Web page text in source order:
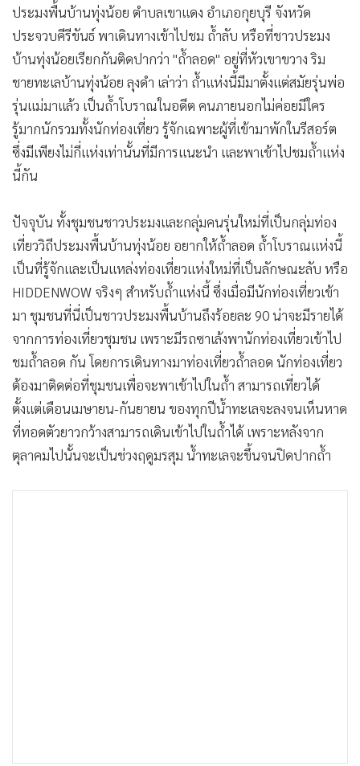
• อาชญากรรม
• Motoring
• เกม
• วิทยาศาสตร์
• SMEs
• หุ้น
• อินโดจีน
• กองทุนรวม
Celeb Online
Factcheck
ญี่ปุ่น
• News1
• Gotomanager
ประมงพื้นบ้านทุ่งน้อย ตำบลเขาแดง อำเภอกุยบุรี จังหวัด
ประจวบคีรีขันธ์ พาเดินทางเข้าไปชม ถ้ำลับ หรือที่ชาวประมง
บ้านทุ่งน้อยเรียกกันติดปากว่า "ถ้ำลอด" อยู่ที่หัวเขาขวาง ริม
ชายทะเลบ้านทุ่งน้อย ลุงดำ เล่าว่า ถ้ำแห่งนี้มีมาตั้งแต่สมัยรุ่นพ่อ
รุ่นแม่มาแล้ว เป็นถ้ำโบราณในอดีต คนภายนอกไม่ค่อยมีใคร
รู้มากนักรวมทั้งนักท่องเที่ยว รู้จักเฉพาะผู้ที่เข้ามาพักในรีสอร์ต
ซึ่งมีเพียงไม่กี่แห่งเท่านั้นที่มีการแนะนำ และพาเข้าไปชมถ้ำแห่ง
นี้กัน
ปัจจุบัน ทั้งชุมชนชาวประมงและกลุ่มคนรุ่นใหม่ที่เป็นกลุ่มท่อง
เที่ยววิถีประมงพื้นบ้านทุ่งน้อย อยากให้ถ้ำลอด ถ้ำโบราณแห่งนี้
เป็นที่รู้จักและเป็นแหล่งท่องเที่ยวแห่งใหม่ที่เป็นลักษณะลับ หรือ
HIDDENWOW จริงๆ สำหรับถ้ำแห่งนี้ ซึ่งเมื่อมีนักท่องเที่ยวเข้า
มา ชุมชนที่นี่เป็นชาวประมงพื้นบ้านถึงร้อยละ 90 น่าจะมีรายได้
จากการท่องเที่ยวชุมชน เพราะมีรถซาเล้งพานักท่องเที่ยวเข้าไป
ชมถ้ำลอด กัน โดยการเดินทางมาท่องเที่ยวถ้ำลอด นักท่องเที่ยว
ต้องมาติดต่อที่ชุมชนเพื่อจะพาเข้าไปในถ้ำ สามารถเที่ยวได้
ตั้งแต่เดือนเมษายน-กันยายน ของทุกปีน้ำทะเลจะลงจนเห็นหาด
ที่ทอดตัวยาวกว้างสามารถเดินเข้าไปในถ้ำได้ เพราะหลังจาก
ตุลาคมไปนั้นจะเป็นช่วงฤดูมรสุม น้ำทะเลจะขึ้นจนปิดปากถ้ำ